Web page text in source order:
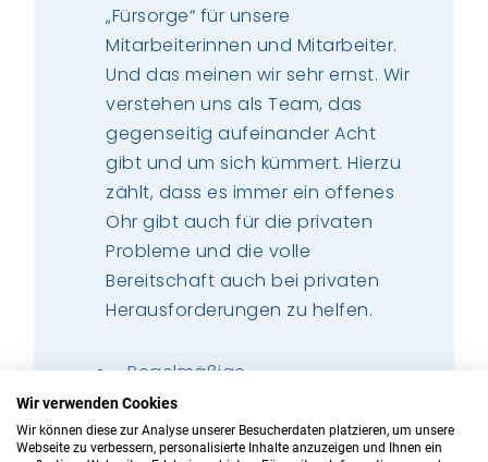
„Fürsorge“ für unsere
Mitarbeiterinnen und Mitarbeiter.
Und das meinen wir sehr ernst. Wir
verstehen uns als Team, das
gegenseitig aufeinander Acht
gibt und um sich kümmert. Hierzu
zählt, dass es immer ein offenes
Ohr gibt auch für die privaten
Probleme und die volle
Bereitschaft auch bei privaten
Herausforderungen zu helfen.
Regelmäßige
Mitarbeiterbefragungen zur
kontinuierlichen Verbesserung
Wir verwenden Cookies
Wir können diese zur Analyse unserer Besucherdaten platzieren, um unsere
Webseite zu verbessern, personalisierte Inhalte anzuzeigen und Ihnen ein